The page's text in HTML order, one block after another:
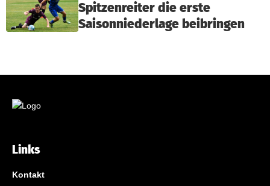
Spitzenreiter die erste
Saisonniederlage beibringen
Links
Kontakt